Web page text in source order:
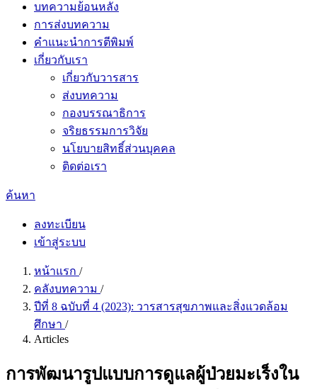
บทความย้อนหลัง
การส่งบทความ
คำแนะนำการตีพิมพ์
เกี่ยวกับเรา
เกี่ยวกับวารสาร
ส่งบทความ
กองบรรณาธิการ
จริยธรรมการวิจัย
นโยบายสิทธิ์ส่วนบุคคล
ติดต่อเรา
ค้นหา
ลงทะเบียน
เข้าสู่ระบบ
หน้าแรก /
คลังบทความ /
ปีที่ 8 ฉบับที่ 4 (2023): วารสารสุขภาพและสิ่งแวดล้อม
ศึกษา /
Articles
การพัฒนารูปแบบการดูแลผู้ป่วยมะเร็งใน